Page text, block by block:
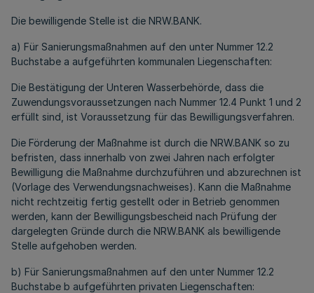
Die bewilligende Stelle ist die NRW.BANK.
a) Für Sanierungsmaßnahmen auf den unter Nummer 12.2
Buchstabe a aufgeführten kommunalen Liegenschaften:
Die Bestätigung der Unteren Wasserbehörde, dass die
Zuwendungsvoraussetzungen nach Nummer 12.4 Punkt 1 und 2
erfüllt sind, ist Voraussetzung für das Bewilligungsverfahren.
Die Förderung der Maßnahme ist durch die NRW.BANK so zu
befristen, dass innerhalb von zwei Jahren nach erfolgter
Bewilligung die Maßnahme durchzuführen und abzurechnen ist
(Vorlage des Verwendungsnachweises). Kann die Maßnahme
nicht rechtzeitig fertig gestellt oder in Betrieb genommen
werden, kann der Bewilligungsbescheid nach Prüfung der
dargelegten Gründe durch die NRW.BANK als bewilligende
Stelle aufgehoben werden.
b) Für Sanierungsmaßnahmen auf den unter Nummer 12.2
Buchstabe b aufgeführten privaten Liegenschaften: